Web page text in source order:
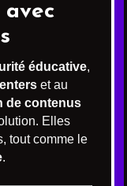
éducative,
et au
de contenus
Elles
tout comme le
.